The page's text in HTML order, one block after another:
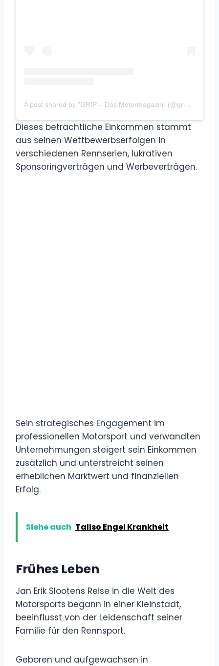
Dieses beträchtliche Einkommen stammt
aus seinen Wettbewerbserfolgen in
verschiedenen Rennserien, lukrativen
Sponsoringverträgen und Werbeverträgen.
Sein strategisches Engagement im
professionellen Motorsport und verwandten
Unternehmungen steigert sein Einkommen
zusätzlich und unterstreicht seinen
erheblichen Marktwert und finanziellen
Erfolg.
Siehe auch Taliso Engel Krankheit
Frühes Leben
Jan Erik Slootens Reise in die Welt des
Motorsports begann in einer Kleinstadt,
beeinflusst von der Leidenschaft seiner
Familie für den Rennsport.
Geboren und aufgewachsen in